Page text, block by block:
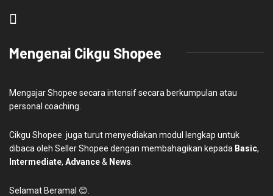
Mengenai Cikgu Shopee
Mengajar Shopee secara intensif secara berkumpulan atau
personal coaching.
Cikgu Shopee juga turut menyediakan modul lengkap untuk
dibaca oleh Seller Shopee dengan membahagikan kepada Basic,
Intermediate, Advance& News
Selamat Beramal 😊.